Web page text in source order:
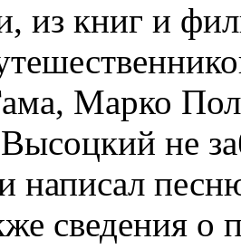
из книг и
Марко
не
написал
сведения о